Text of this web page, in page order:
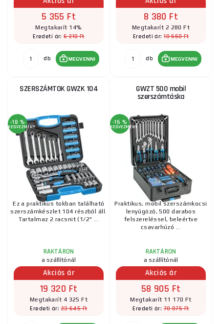
5 355 Ft
Megtakarít 14%
Eredeti ár:6 210 Ft
db MEGVENNI
8 380 Ft
Megtakarít 2 280 Ft
Eredeti ár:10 660 Ft
db MEGVENNI
SZERSZÁMTOK GWZK 104
-18 %
KEDVEZMÉNY
Ez a praktikus tokban található
szerszámkészlet 104 részből áll.
Tartalmaz 2 racsnit (1/2" ...
RAKTÁRON
a szállítónál
Akciós ár
19 320 Ft
Megtakarít 4 325 Ft
Eredeti ár:23 645 Ft
GWZT 500 mobil
szerszámtáska
-16 %
KEDVEZMÉNY
Praktikus, mobil szerszámkocsi
lenyűgöző, 500 darabos
felszereléssel, beleértve
csavarhúzó ...
RAKTÁRON
a szállítónál
Akciós ár
58 905 Ft
Megtakarít 11 170 Ft
Eredeti ár:70 075 Ft